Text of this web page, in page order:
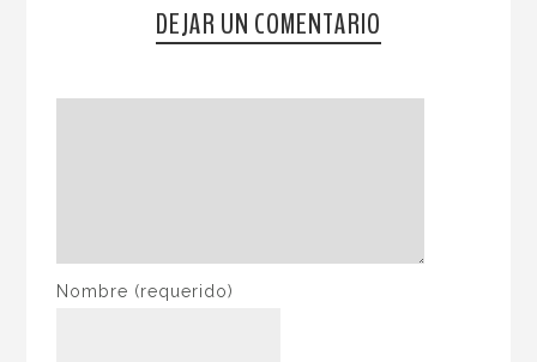
DEJAR UN COMENTARIO
Nombre (requerido)